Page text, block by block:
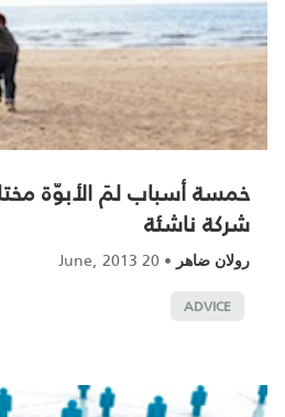
خمسة أسباب لمَ الأبوّة
شركة ناشئة
رولان ضاهر •
20 June, 2013
ADVICE